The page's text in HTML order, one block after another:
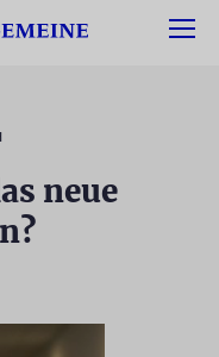
neue